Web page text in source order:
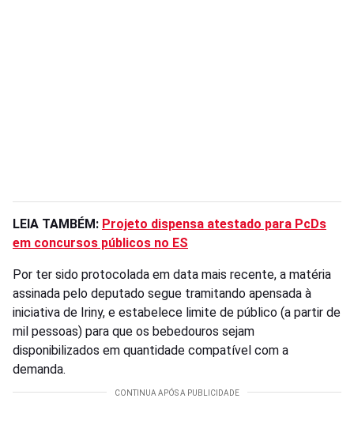
LEIA TAMBÉM: Projeto dispensa atestado para PcDs
em concursos públicos no ES
Por ter sido protocolada em data mais recente, a matéria
assinada pelo deputado segue tramitando apensada à
iniciativa de Iriny, e estabelece limite de público (a partir de
mil pessoas) para que os bebedouros sejam
disponibilizados em quantidade compatível com a
demanda.